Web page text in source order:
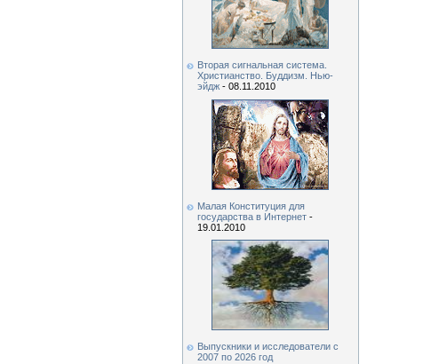
Вторая сигнальная система.
Христианство. Буддизм. Нью-
эйдж- 08.11.2010
Малая Конституция для
государства в Интернет-
19.01.2010
Выпускники и исследователи c
2007 по 2026 год